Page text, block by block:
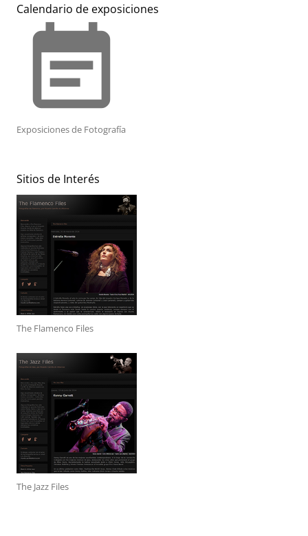
Calendario de exposiciones
event_note
Exposiciones de Fotografía
Sitios de Interés
The Flamenco Files
The Jazz Files